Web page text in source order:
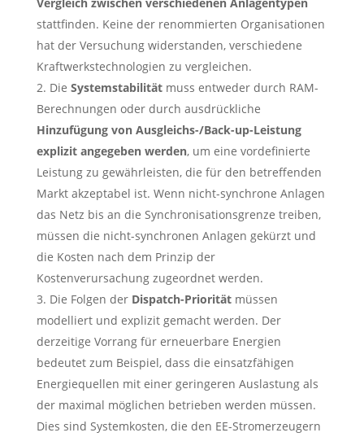
stattfinden. Keine der renommierten Organisationen
hat der Versuchung widerstanden, verschiedene
Kraftwerkstechnologien zu vergleichen.
Die Systemstabilitätmuss entweder durch RAM-
Berechnungen oder durch ausdrückliche
Hinzufügung von Ausgleichs-/Back-up-Leistung
explizit angegeben werden, um eine vordefinierte
Leistung zu gewährleisten, die für den betreffenden
Markt akzeptabel ist. Wenn nicht-synchrone Anlagen
das Netz bis an die Synchronisationsgrenze treiben,
müssen die nicht-synchronen Anlagen gekürzt und
die Kosten nach dem Prinzip der
Kostenverursachung zugeordnet werden.
Die Folgen der Dispatch-Prioritätmüssen
modelliert und explizit gemacht werden. Der
derzeitige Vorrang für erneuerbare Energien
bedeutet zum Beispiel, dass die einsatzfähigen
Energiequellen mit einer geringeren Auslastung als
der maximal möglichen betrieben werden müssen.
Dies sind Systemkosten, die den EE-Stromerzeugern